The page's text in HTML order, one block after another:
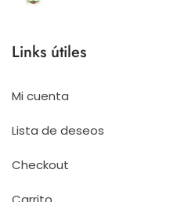
Links útiles
Mi cuenta
Lista de deseos
Checkout